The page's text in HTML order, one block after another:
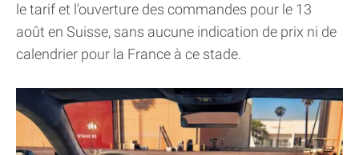
le tarif et l'ouverture des commandes pour le 13
août en Suisse, sans aucune indication de prix ni de
calendrier pour la France à ce stade.